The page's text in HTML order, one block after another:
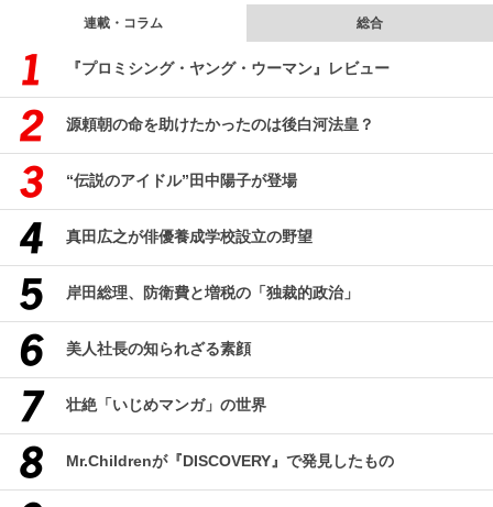
連載・コラム 総合
『プロミシング・ヤング・ウーマン』レビュー
源頼朝の命を助けたかったのは後白河法皇？
“伝説のアイドル”田中陽子が登場
真田広之が俳優養成学校設立の野望
岸田総理、防衛費と増税の「独裁的政治」
美人社長の知られざる素顔
壮絶「いじめマンガ」の世界
Mr.Childrenが『DISCOVERY』で発見したもの